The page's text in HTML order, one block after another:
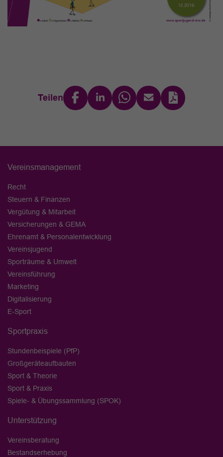
Teilen
Vereinsmanagement
Recht
Steuern & Finanzen
Vergütung & Mitarbeit
Versicherungen & GEMA
Ehrenamt & Personalentwicklung
Vereinsjugend
Sporträume & Umwelt
Vereinsführung
Marketing
Digitalisierung
E-Sport
Sportpraxis
Stundenbeispiele (PfP)
Großgeräteaufbauten
Sport & Theorie
Sport & Praxis
Spiele- & Übungssammlung (SPOK)
Unterstützung
Vereinsberatung
Bestandserhebung